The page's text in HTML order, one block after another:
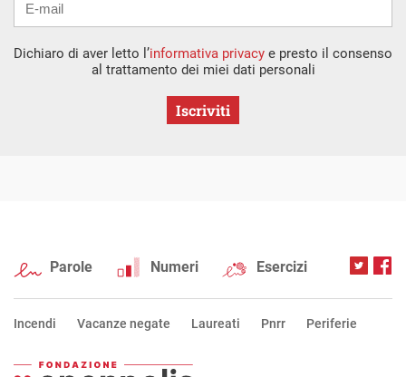
Dichiaro di aver letto l’informativa privacy e presto il consenso
al trattamento dei miei dati personali
Iscriviti
Parole Numeri Esercizi
Incendi Vacanze negate Laureati Pnrr Periferie